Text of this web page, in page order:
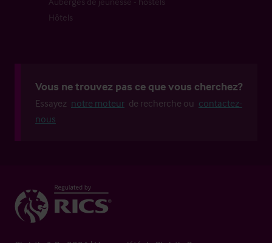
Hôtels
Vous ne trouvez pas ce que vous cherchez?
Essayez notre moteur de recherche ou contactez-
nous